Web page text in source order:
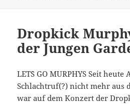
Dropkick
der Jungen
LET´S GO MURPHYS Seit
Schlachtruf(?) nicht mehr aus
war auf dem Konzert der